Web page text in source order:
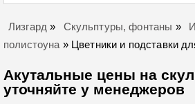
Лизгард » Скульптуры, фонтаны »
полистоуна » Цветники и подставки
Акутальные цены на
уточняйте у менеджеров